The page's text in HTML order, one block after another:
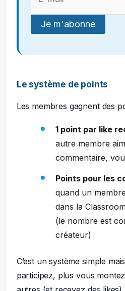
Le système de points
Les membres gagnent des
1 point par like
autre membre
commentaire,
Points pour les
quand un
dans la
(le nombre est
créateur)
C’est un système simple
participez, plus vous